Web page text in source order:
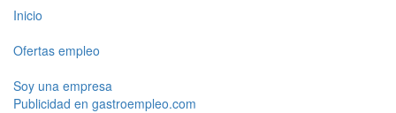
Inicio
Ofertas empleo
Soy una empresa
Publicidad en gastroempleo.com